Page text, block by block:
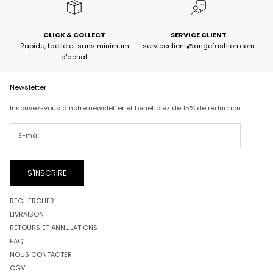
CLICK & COLLECT
Rapide, facile et sans minimum
d'achat
SERVICE CLIENT
serviceclient@angefashion.com
Newsletter
Inscrivez-vous à notre newsletter et bénéficiez de 15% de réduction
S'INSCRIRE
RECHERCHER
LIVRAISON
RETOURS ET ANNULATIONS
FAQ
NOUS CONTACTER
CGV